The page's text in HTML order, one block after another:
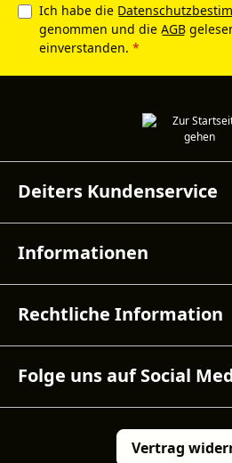
Ich habe die
genommen und die AGB
einverstanden. *
Deiters Kundenservice
Informationen
Rechtliche Information
Folge uns auf Social
Vertrag